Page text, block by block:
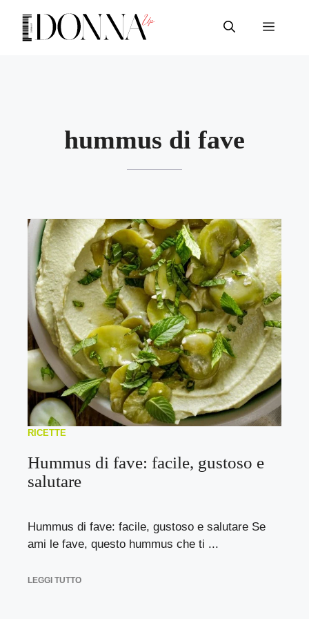
contenuto
Menu
hummus di fave
RICETTE
Hummus di fave: facile, gustoso e
salutare
Hummus di fave: facile, gustoso e salutare Se
ami le fave, questo hummus che ti ...
LEGGI TUTTO